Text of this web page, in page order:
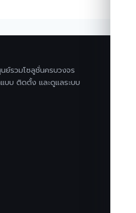
รวมโซลูชั่นครบวงจร
บบ ติดตั้ง และดูแลระบบ